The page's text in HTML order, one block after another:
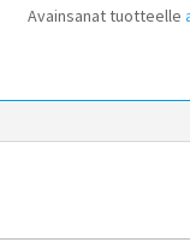
Avainsanat tuotteelle